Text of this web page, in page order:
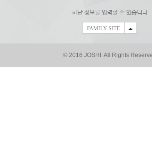
하단 정보를 입력할 수 있습니다
FAMILY SITE
© 2016 JOSHI. All Rights